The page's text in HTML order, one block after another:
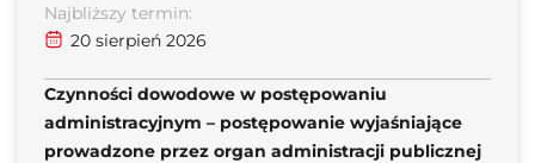
Najbliższy termin:
20 sierpień 2026
Czynności dowodowe w postępowaniu
administracyjnym – postępowanie wyjaśniające
prowadzone przez organ administracji publicznej